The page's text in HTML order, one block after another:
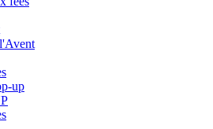
up